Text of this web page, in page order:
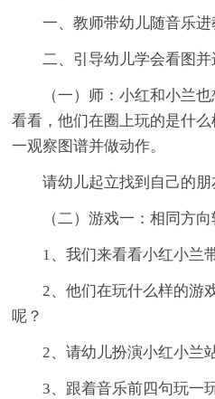
一、教师带幼儿随音乐进
二、引导幼儿学会看图并
（一）师：小红和小兰
看看，他们在圈上玩的是什
一观察图谱并做动作。
请幼儿起立找到自己的朋
（二）游戏一：相同方向
1、我们来看看小红小兰
2、他们在玩什么样的游
呢？
2、请幼儿扮演小红小兰
3、跟着音乐前四句玩一